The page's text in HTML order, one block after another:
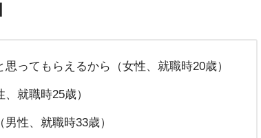
ってもらえるから（女性、就職時20歳）
就職時25歳）
性、就職時33歳）